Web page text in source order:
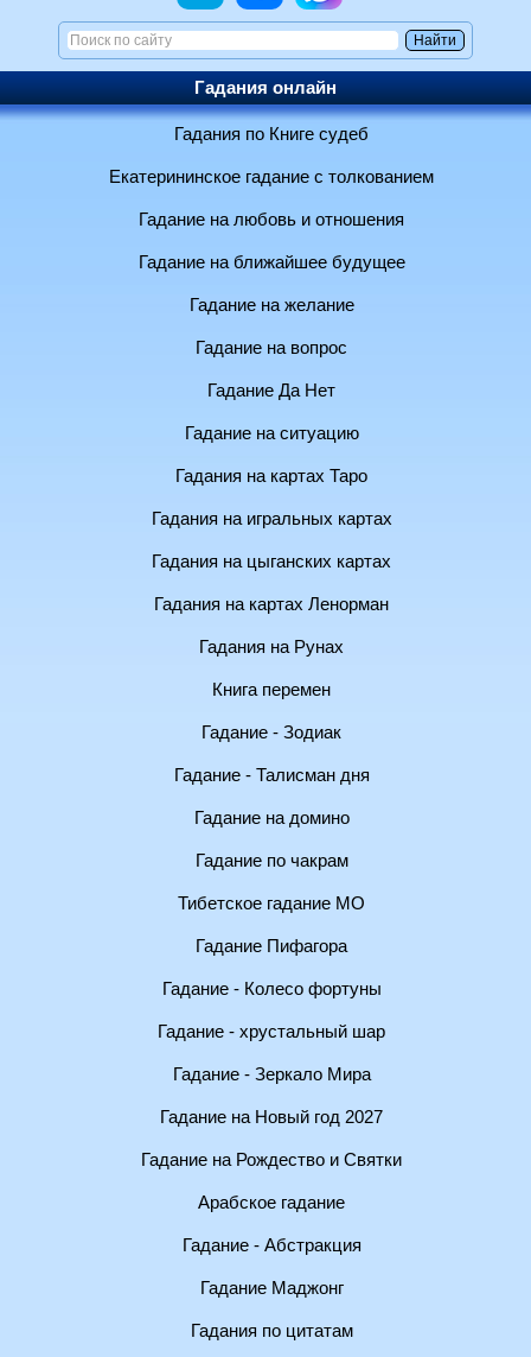
Гадания онлайн
Гадания по Книге судеб
Екатерининское гадание с толкованием
Гадание на любовь и отношения
Гадание на ближайшее будущее
Гадание на желание
Гадание на вопрос
Гадание Да Нет
Гадание на ситуацию
Гадания на картах Таро
Гадания на игральных картах
Гадания на цыганских картах
Гадания на картах Ленорман
Гадания на Рунах
Книга перемен
Гадание - Зодиак
Гадание - Талисман дня
Гадание на домино
Гадание по чакрам
Тибетское гадание МО
Гадание Пифагора
Гадание - Колесо фортуны
Гадание - хрустальный шар
Гадание - Зеркало Мира
Гадание на Новый год 2027
Гадание на Рождество и Святки
Арабское гадание
Гадание - Абстракция
Гадание Маджонг
Гадания по цитатам